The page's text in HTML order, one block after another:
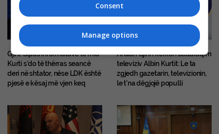
Gjini: Sipas informatave të mia
Kurti s’do të thërras seancë
deri në shtator, nëse LDK është
pjesë e kësaj më vjen keq
Ardian Gjini i kërkon ballafaqim
televiziv Albin Kurtit: Le ta
zgjedh gazetarin, televizionin,
le t’na dëgjojë populli
Consent
Manage options